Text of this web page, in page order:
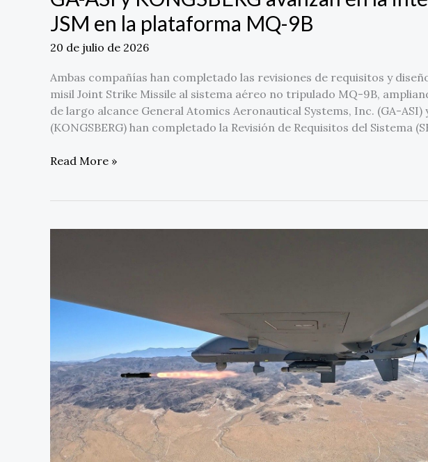
JSM en la plataforma MQ-9B
20 de julio de 2026
Ambas compañías han completado las revisiones de requisitos y
misil Joint Strike Missile al sistema aéreo no tripulado MQ-9B,
de largo alcance General Atomics Aeronautical Systems, Inc. (GA-ASI)
(KONGSBERG) han completado la Revisión de Requisitos del Sistema
Read More »
certificación
del
Protector
británico
basado
en
el
MQ-